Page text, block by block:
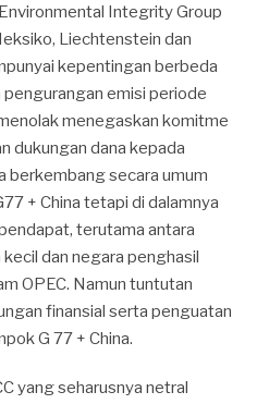
Integrity Group
Liechtenstein dan
kepentingan berbeda
emisi periode
menegaskan komitme
dukungan dana kepada
berkembang secara umum
+ China tetapi di dalamnya
terutama antara
dan negara penghasil
OPEC. Namun tuntutan
finansial serta penguatan
G 77 + China.
yang seharusnya netral